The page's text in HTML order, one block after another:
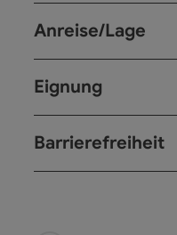
Anreise/Lage
Eignung
Barrierefreiheit